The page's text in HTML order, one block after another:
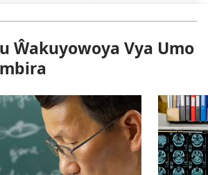
Ŵakuyowoya Vya Umo